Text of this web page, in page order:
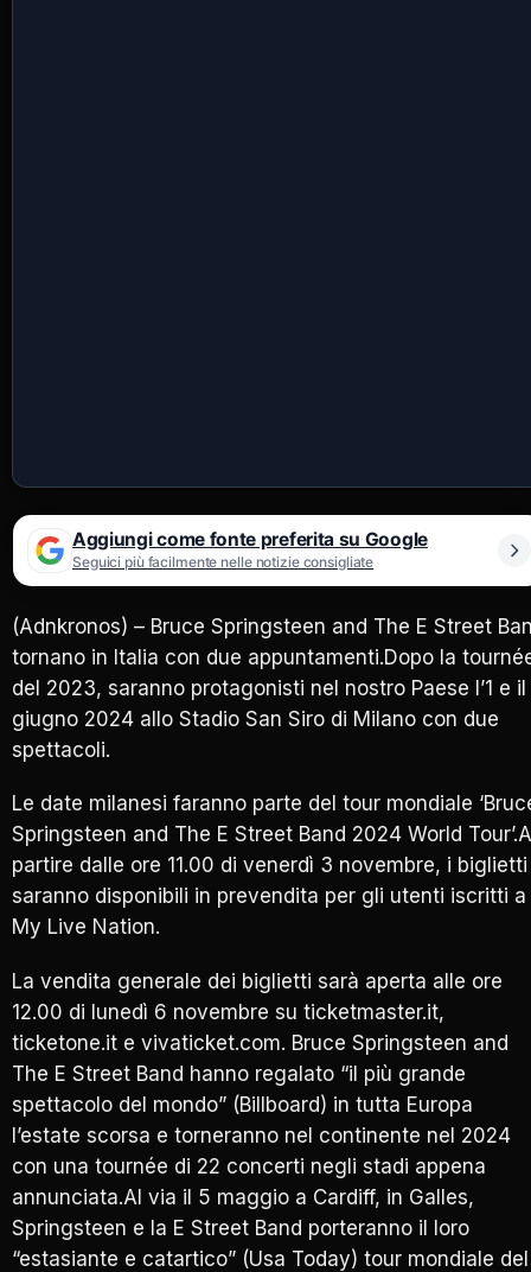
Aggiungi come fonte preferita su Google
Seguici più facilmente nelle notizie consigliate
(Adnkronos) – Bruce Springsteen and The E Street
tornano in Italia con due appuntamenti.Dopo la
del 2023, saranno protagonisti nel nostro Paese l’1 e
giugno 2024 allo Stadio San Siro di Milano con due
spettacoli.
Le date milanesi faranno parte del tour mondiale
Springsteen and The E Street Band 2024 World Tour’.A
partire dalle ore 11.00 di venerdì 3 novembre, i biglietti
saranno disponibili in prevendita per gli utenti iscritti a
My Live Nation.
La vendita generale dei biglietti sarà aperta alle ore
12.00 di lunedì 6 novembre su ticketmaster.it,
ticketone.it e vivaticket.com. Bruce Springsteen and
The E Street Band hanno regalato “il più grande
spettacolo del mondo” (Billboard) in tutta Europa
l’estate scorsa e torneranno nel continente nel 2024
con una tournée di 22 concerti negli stadi appena
annunciata.Al via il 5 maggio a Cardiff, in Galles,
Springsteen e la E Street Band porteranno il loro
“estasiante e catartico” (Usa Today) tour mondiale del